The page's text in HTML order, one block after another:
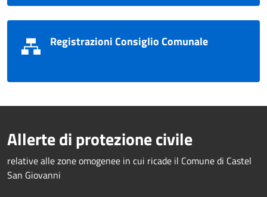
Registrazioni Consiglio Comunale
Allerte di protezione civile
relative alle zone omogenee in cui ricade il Comune di Castel
San Giovanni